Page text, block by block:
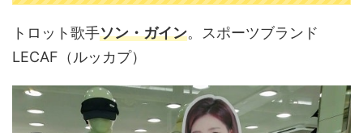
トロット歌手ソン・ガイン。スポーツブランド
LECAF（ルッカプ）